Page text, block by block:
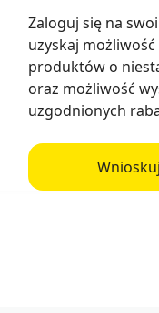
Zaloguj się na
uzyskaj
produktów o
oraz możliwość
uzgodnionych